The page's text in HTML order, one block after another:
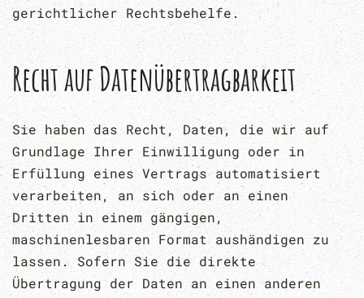
gerichtlicher Rechtsbehelfe.
Recht auf Daten­übertrag­barkeit
Sie haben das Recht, Daten, die wir auf
Grundlage Ihrer Einwilligung oder in
Erfüllung eines Vertrags automatisiert
verarbeiten, an sich oder an einen
Dritten in einem gängigen,
maschinenlesbaren Format aushändigen zu
lassen. Sofern Sie die direkte
Übertragung der Daten an einen anderen